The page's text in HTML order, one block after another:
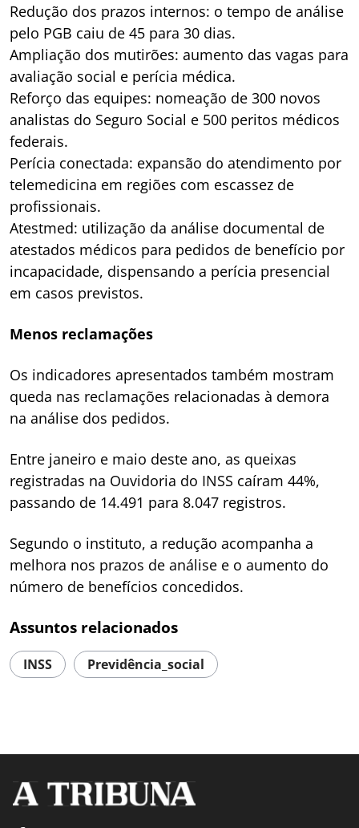
Redução dos prazos internos: o tempo de análise
pelo PGB caiu de 45 para 30 dias.
Ampliação dos mutirões: aumento das vagas para
avaliação social e perícia médica.
Reforço das equipes: nomeação de 300 novos
analistas do Seguro Social e 500 peritos médicos
federais.
Perícia conectada: expansão do atendimento por
telemedicina em regiões com escassez de
profissionais.
Atestmed: utilização da análise documental de
atestados médicos para pedidos de benefício por
incapacidade, dispensando a perícia presencial
em casos previstos.
Menos reclamações
Os indicadores apresentados também mostram
queda nas reclamações relacionadas à demora
na análise dos pedidos.
Entre janeiro e maio deste ano, as queixas
registradas na Ouvidoria do INSS caíram 44%,
passando de 14.491 para 8.047 registros.
Segundo o instituto, a redução acompanha a
melhora nos prazos de análise e o aumento do
número de benefícios concedidos.
Assuntos relacionados
INSS Previdência_social